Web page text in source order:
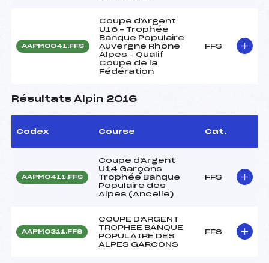
AAPM0041.FFS
Coupe d'Argent
U16 – Trophée
Banque Populaire
Auvergne Rhone
Alpes – Qualif
Coupe de la
Fédération
FFS
Résultats Alpin 2016
Codex Course Cat.
AAPM0411.FFS
Coupe d'Argent
U14 Garçons
Trophée Banque
Populaire des
Alpes (Ancelle)
FFS
AAPM0311.FFS
COUPE D'ARGENT
TROPHEE BANQUE
POPULAIRE DES
ALPES GARCONS
FFS